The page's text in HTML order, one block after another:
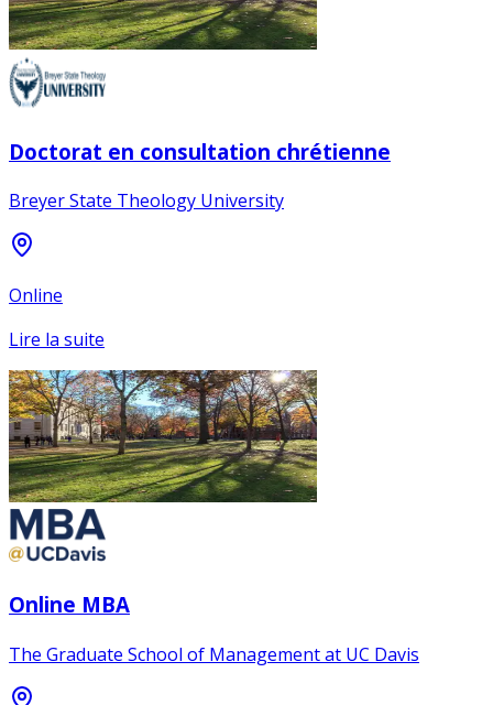
Doctorat en consultation chrétienne
Breyer State Theology University
Online
Lire la suite
Online MBA
The Graduate School of Management at UC Davis